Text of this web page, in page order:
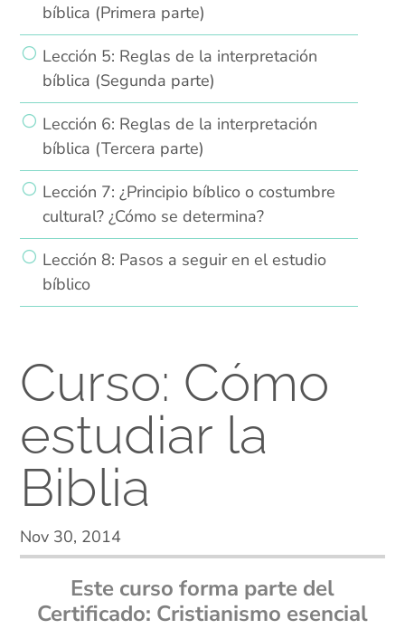
bíblica (Primera parte)
Lección 5: Reglas de la interpretación
bíblica (Segunda parte)
Lección 6: Reglas de la interpretación
bíblica (Tercera parte)
Lección 7: ¿Principio bíblico o costumbre
cultural? ¿Cómo se determina?
Lección 8: Pasos a seguir en el estudio
bíblico
Curso: Cómo
estudiar la
Biblia
Nov 30, 2014
Este curso forma parte del
Certificado: Cristianismo esencial